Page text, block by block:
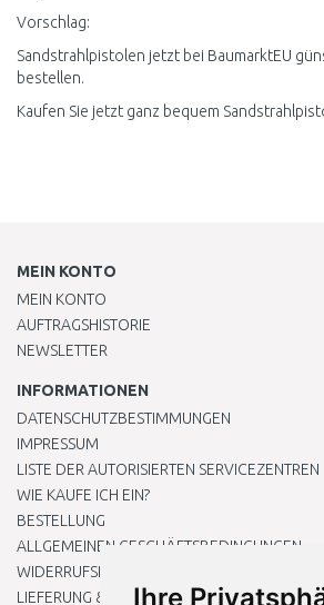
Ihre
Vorschlag:
Sandstrahlpistolen jetzt bei BaumarktEU
bestellen.
Kaufen Sie jetzt ganz bequem
MEIN KONTO
MEIN KONTO
AUFTRAGSHISTORIE
NEWSLETTER
INFORMATIONEN
DATENSCHUTZBESTIMMUNGEN
IMPRESSUM
LISTE DER AUTORISIERTEN SERVICEZENTREN
WIE KAUFE ICH EIN?
BESTELLUNG
ALLGEMEINEN GESCHÄFTSBEDINGUNGEN
WIDERRUFSRECHT
LIEFERUNG & ZAHLUNG